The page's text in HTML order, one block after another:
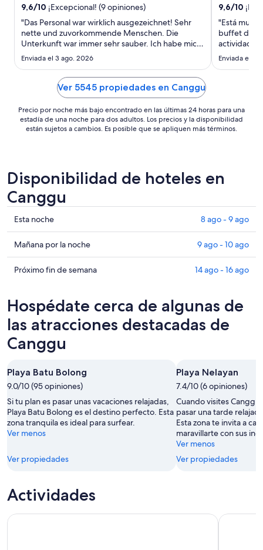
noche
es
de
9,6/10 ¡Excepcional! (9 opiniones)
"Das Personal war wirklich ausgezeichnet! Sehr
nette und zuvorkommende Menschen. Die
Unterkunft war immer sehr sauber. Ich habe mich
selten so wohl gefühlt in einem Hotel!"
Enviada el 3 ago. 2026
9,6/10
"Está muy
buffet del
actividades
nos
Enviada el
Ver 5545 propiedades en Canggu
Precio por noche más bajo encontrado en las últimas 24 horas para una
estadía de una noche para dos adultos. Los precios y la disponibilidad
están sujetos a cambios. Es posible que se apliquen más términos.
Disponibilidad de hoteles en
Canggu
Ver
precios
de
propiedades
en
esta
noche,
8
ago
9
ago
Esta noche 8 ago - 9 ago
Ver
precios
de
Canggu
mañana
por
noche,
9
ago
-
10
ago
Mañana por la noche 9 ago - 10 ago
Ver
propiedades
en
Canggu
para
próximo
fin
de
semana,
14
ago
16
ago
Próximo fin de semana 14 ago - 16 ago
Hospédate cerca de algunas de
las atracciones destacadas de
Canggu
Playa Batu Bolong
9.0/10 (95 opiniones)
Si tu plan es pasar unas vacaciones relajadas,
Playa Batu Bolong es el destino perfecto. Esta
zona tranquila es ideal para surfear.
Ver menos
Ver propiedades
Playa Nelayan
7.4/10 (6 opiniones)
Cuando visites
pasar una tarde
Esta zona te invita a
maravillarte con sus
Ver menos
Ver propiedades
Actividades
Bali: caminata al amanecer en el monte Batur con guía y
Tour